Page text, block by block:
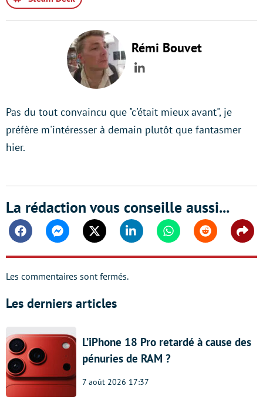
Rémi Bouvet
LinkedIn
Pas du tout convaincu que "c'était mieux avant", je
préfère m'intéresser à demain plutôt que fantasmer
hier.
La rédaction vous conseille aussi...
FacebookMessengerTwitter Linkedin WhatsappReddit
Les commentaires sont fermés.
Les derniers articles
L’iPhone 18 Pro retardé à cause des
pénuries de RAM ?
7 août 2026 17:37